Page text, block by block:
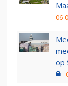
06-
op